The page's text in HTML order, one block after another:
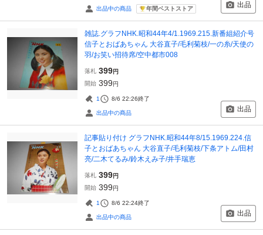
出品中の商品 年間ベストストア 出品
雑誌.グラフNHK.昭和44年4/1.1969.215.新番組紹介号
信子とおばあちゃん 大谷直子/毛利菊枝/一の糸/天使の
羽/お笑い招待席/空中都市008
落札 399円
開始 399円
1 8/6 22:26終了
出品中の商品 出品
記事貼り付け グラフNHK.昭和44年8/15.1969.224.信
子とおばあちゃん 大谷直子/毛利菊枝/下条アトム/田村
亮/二木てるみ/鈴木えみ子/井手瑞恵
落札 399円
開始 399円
1 8/6 22:24終了
出品中の商品 出品